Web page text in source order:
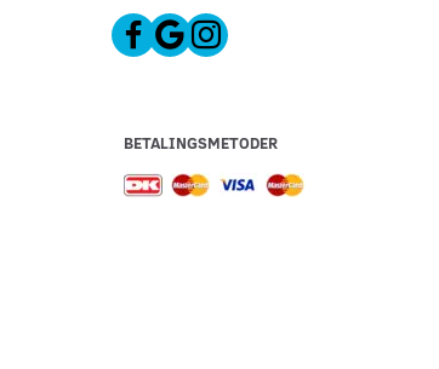
BETALINGSMETODER